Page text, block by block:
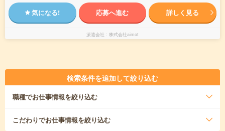
気になる! 応募へ進む 詳しく見る
派遣会社 株式会社aimot
検索条件を追加して絞り込む
職種でお仕事情報を絞り込む
こだわりでお仕事情報を絞り込む